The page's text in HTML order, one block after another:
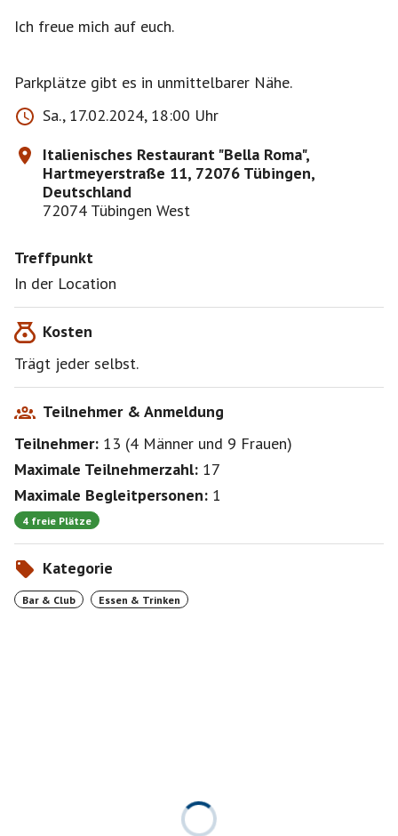
Ich freue mich auf euch.
Parkplätze gibt es in unmittelbarer Nähe.
Sa., 17.02.2024, 18:00 Uhr
Italienisches Restaurant "Bella Roma",
Hartmeyerstraße 11, 72076 Tübingen,
Deutschland
72074 Tübingen West
Treffpunkt
In der Location
Kosten
Trägt jeder selbst.
Teilnehmer & Anmeldung
Teilnehmer: 13 (4 Männer und 9 Frauen)
Maximale Teilnehmerzahl: 17
Maximale Begleitpersonen: 1
4 freie Plätze
Kategorie
Bar & Club Essen & Trinken